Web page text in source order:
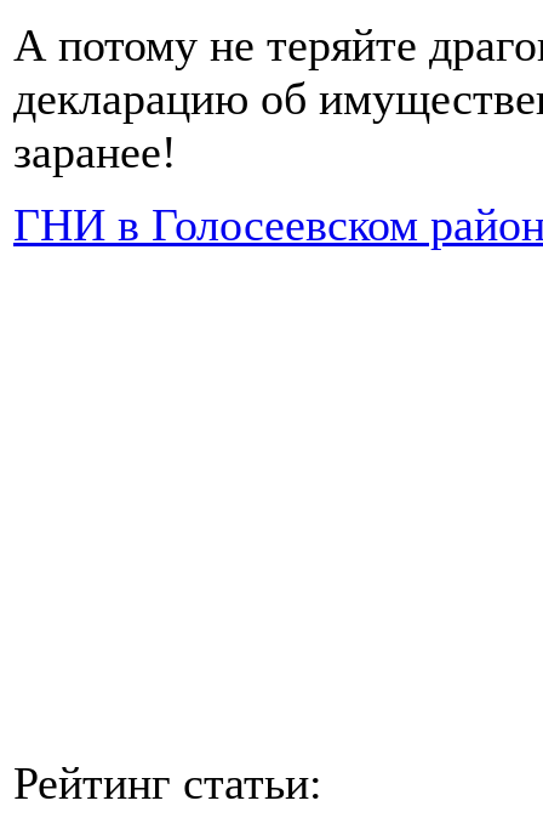
А потому не теряйте
декларацию об
заранее!
ГНИ в Голосеевском
Рейтинг статьи: